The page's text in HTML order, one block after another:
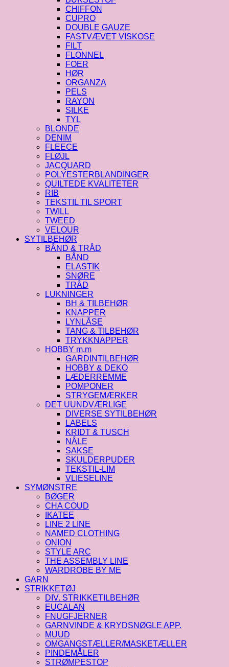
CHIFFON
CUPRO
DOUBLE GAUZE
FASTVÆVET VISKOSE
FILT
FLONNEL
FOER
HØR
ORGANZA
PELS
RAYON
SILKE
TYL
BLONDE
DENIM
FLEECE
FLØJL
JACQUARD
POLYESTERBLANDINGER
QUILTEDE KVALITETER
RIB
TEKSTIL TIL SPORT
TWILL
TWEED
VELOUR
SYTILBEHØR
BÅND & TRÅD
BÅND
ELASTIK
SNØRE
TRÅD
LUKNINGER
BH & TILBEHØR
KNAPPER
LYNLÅSE
TANG & TILBEHØR
TRYKKNAPPER
HOBBY m.m
GARDINTILBEHØR
HOBBY & DEKO
LÆDERREMME
POMPONER
STRYGEMÆRKER
DET UUNDVÆRLIGE
DIVERSE SYTILBEHØR
LABELS
KRIDT & TUSCH
NÅLE
SAKSE
SKULDERPUDER
TEKSTIL-LIM
VLIESELINE
SYMØNSTRE
BØGER
CHA COUD
IKATEE
LINE 2 LINE
NAMED CLOTHING
ONION
STYLE ARC
THE ASSEMBLY LINE
WARDROBE BY ME
GARN
STRIKKETØJ
DIV. STRIKKETILBEHØR
EUCALAN
FNUGFJERNER
GARNVINDE & KRYDSNØGLE APP.
MUUD
OMGANGSTÆLLER/MASKETÆLLER
PINDEMÅLER
STRØMPESTOP